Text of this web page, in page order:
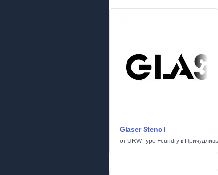
Glaser Stencil
от URW Type Foundry в